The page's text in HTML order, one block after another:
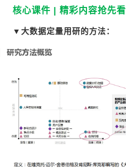
核心课件 | 精彩内容抢先看
▼ 大数据定量用研的方法：